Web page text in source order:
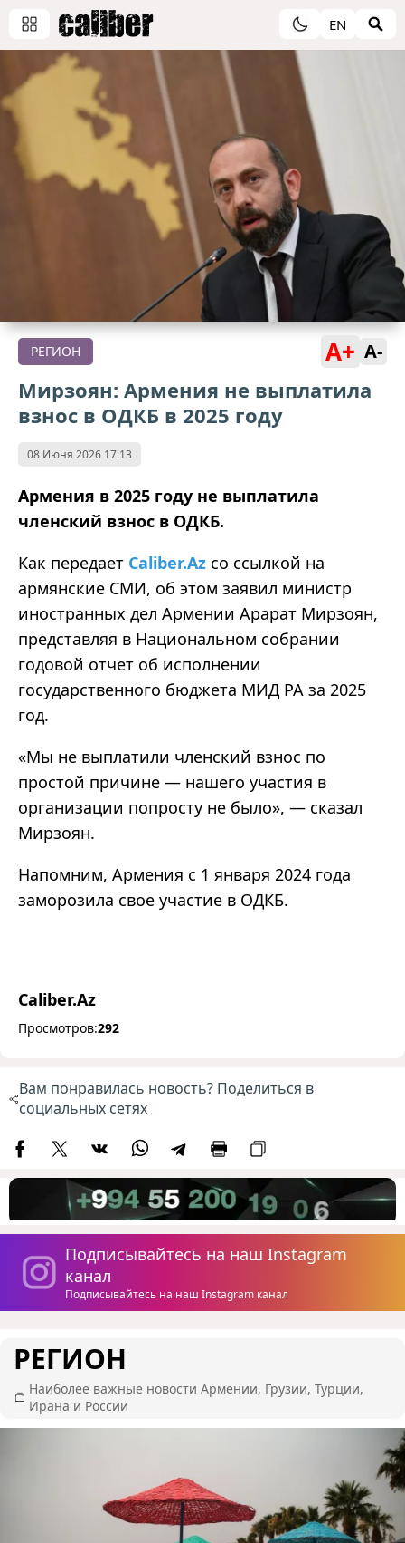
EN
РЕГИОН A+ A-
Мирзоян: Армения не выплатила
взнос в ОДКБ в 2025 году
08 Июня 2026 17:13
Армения в 2025 году не выплатила
членский взнос в ОДКБ.
Как передает Caliber.Az со ссылкой на
армянские СМИ, об этом заявил министр
иностранных дел Армении Арарат Мирзоян,
представляя в Национальном собрании
годовой отчет об исполнении
государственного бюджета МИД РА за 2025
год.
«Мы не выплатили членский взнос по
простой причине — нашего участия в
организации попросту не было», — сказал
Мирзоян.
Напомним, Армения с 1 января 2024 года
заморозила свое участие в ОДКБ.
Caliber.Az
Просмотров:292
Вам понравилась новость? Поделиться в
социальных сетях
Подписывайтесь на наш Instagram
канал
Подписывайтесь на наш Instagram канал
РЕГИОН
Наиболее важные новости Армении, Грузии, Турции,
Ирана и России